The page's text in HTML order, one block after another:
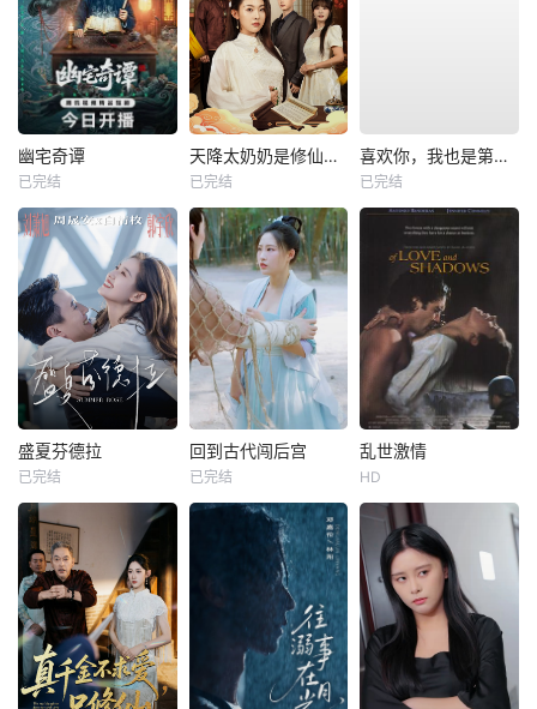
幽宅奇谭
已完结
天降太奶奶是修仙老祖
已完结
喜欢你，我也是第一部
已完结
盛夏芬德拉
已完结
回到古代闯后宫
已完结
乱世激情
HD